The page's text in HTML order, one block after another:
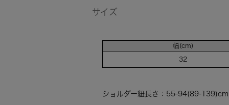
サイズ
幅(cm)
32
ショルダー紐長さ：55-94(89-139)cm